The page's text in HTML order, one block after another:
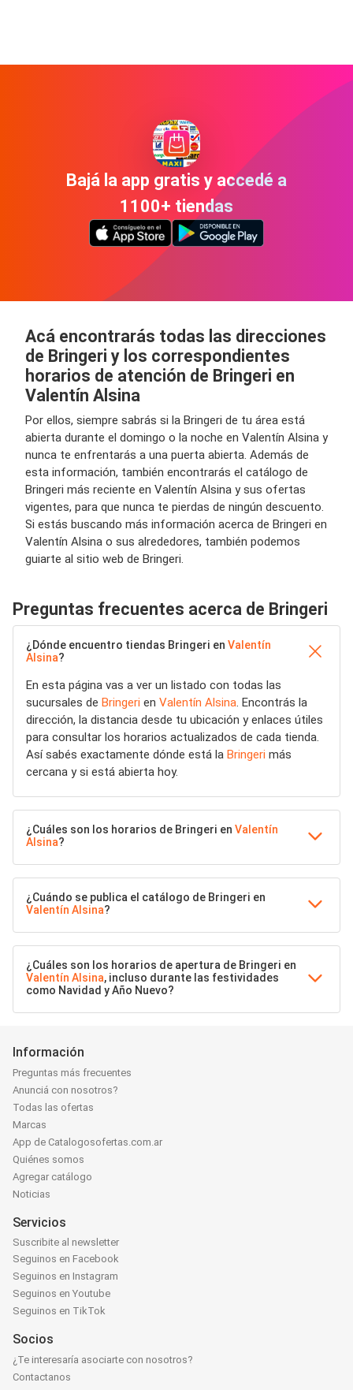
Bajá la app gratis y accedé a
1100+ tiendas
Acá encontrarás todas las direcciones
de Bringeri y los correspondientes
horarios de atención de Bringeri en
Valentín Alsina
Por ellos, siempre sabrás si la Bringeri de tu área está
abierta durante el domingo o la noche en Valentín Alsina y
nunca te enfrentarás a una puerta abierta. Además de
esta información, también encontrarás el catálogo de
Bringeri más reciente en Valentín Alsina y sus ofertas
vigentes, para que nunca te pierdas de ningún descuento.
Si estás buscando más información acerca de Bringeri en
Valentín Alsina o sus alrededores, también podemos
guiarte al sitio web de Bringeri.
Preguntas frecuentes acerca de Bringeri
¿Dónde encuentro tiendas Bringeri en Valentín
Alsina?
En esta página vas a ver un listado con todas las
sucursales de Bringeri en Valentín Alsina. Encontrás la
dirección, la distancia desde tu ubicación y enlaces útiles
para consultar los horarios actualizados de cada tienda.
Así sabés exactamente dónde está la Bringeri más
cercana y si está abierta hoy.
¿Cuáles son los horarios de Bringeri en Valentín
Alsina?
¿Cuándo se publica el catálogo de Bringeri en
Valentín Alsina?
¿Cuáles son los horarios de apertura de Bringeri en
Valentín Alsina, incluso durante las festividades
como Navidad y Año Nuevo?
Información
Preguntas más frecuentes
Anunciá con nosotros?
Todas las ofertas
Marcas
App de Catalogosofertas.com.ar
Quiénes somos
Agregar catálogo
Noticias
Servicios
Suscribite al newsletter
Seguinos en Facebook
Seguinos en Instagram
Seguinos en Youtube
Seguinos en TikTok
Socios
¿Te interesaría asociarte con nosotros?
Contactanos